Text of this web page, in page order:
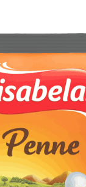
macarrão
arroz
pão
ovo
iogurte